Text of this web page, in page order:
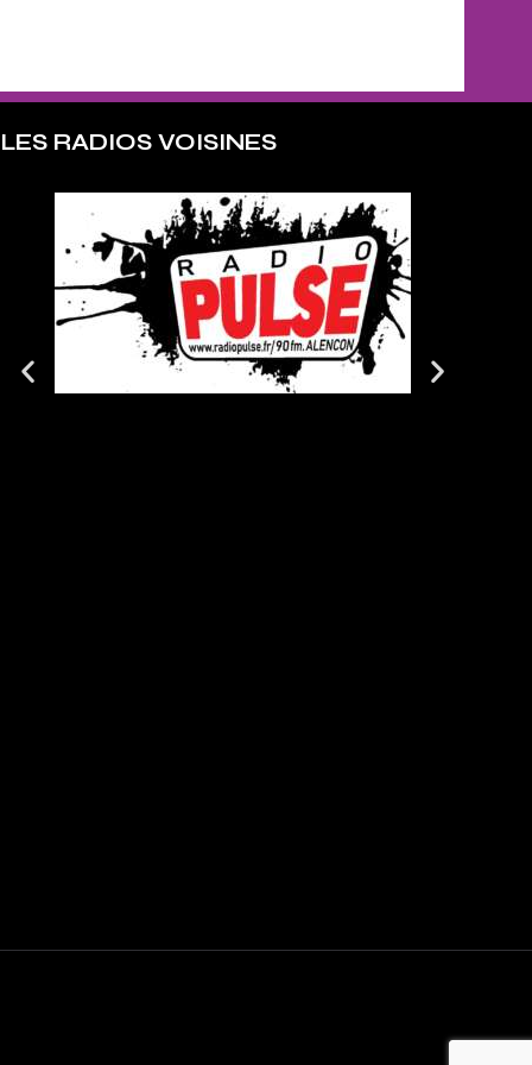
LES RADIOS VOISINES